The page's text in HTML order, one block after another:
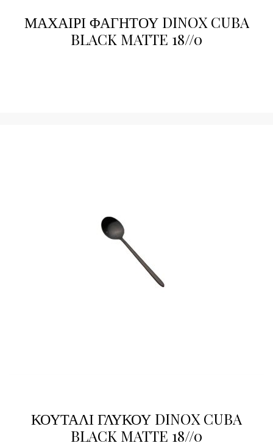
ΜΑΧΑΙΡΙ ΦΑΓΗΤΟΥ DINOX CUBA
BLACK MATTE 18//0
ΚΟΥΤΑΛΙ ΓΛΥΚΟΥ DINOX CUBA
BLACK MATTE 18//0